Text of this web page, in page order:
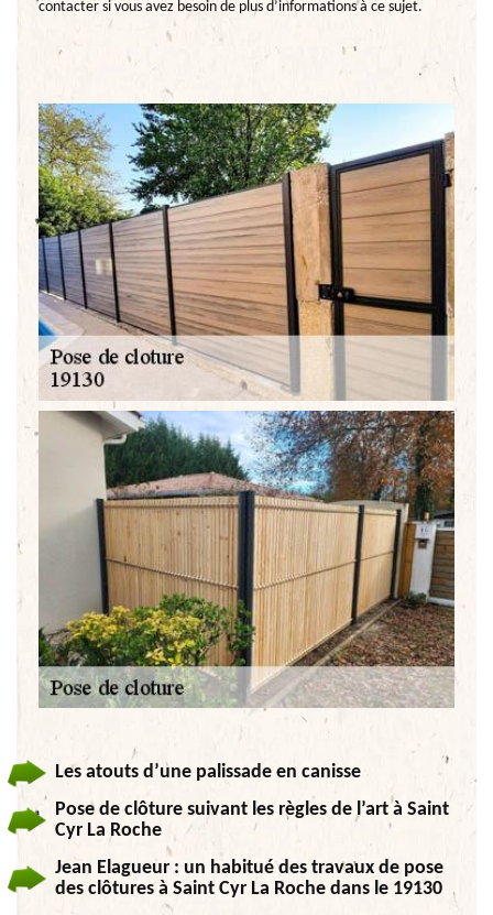
contacter si vous avez besoin de plus d’informations à ce sujet.
Les atouts d’une palissade en canisse
Pose de clôture suivant les règles de l’art à Saint
Cyr La Roche
Jean Elagueur : un habitué des travaux de pose
des clôtures à Saint Cyr La Roche dans le 19130